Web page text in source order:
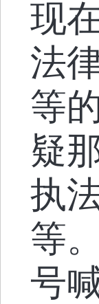
现
法
等
疑
执
等
号